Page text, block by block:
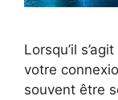
Lorsqu’il
votre
souvent être